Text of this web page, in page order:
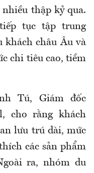
thập kỷ qua.
tục tập trung
khách châu Âu và
chi tiêu cao, tiềm
Tú, Giám đốc
cho rằng khách
lưu trú dài, mức
các sản phẩm
ra, nhóm du